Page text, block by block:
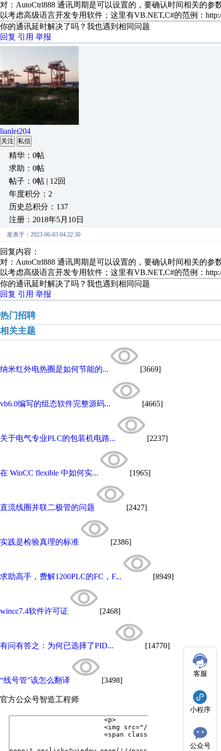
对：AutoCtrl888 通讯周期是可以设置的，要确认时间相关的
以考虑高级语言开发专用软件；这里有VB.NET,C#的范例：
你的通讯延时解决了吗？我也遇到相同问题
回复 引用 举报
lianlei204
关注 私信
精华：0帖
求助：0帖
帖子：0帖 | 12回
年度积分：2
历史总积分：137
注册：2018年5月10日
发表于：2023-06-03 04:22:30
回复内容：
对：AutoCtrl888 通讯周期是可以设置的，要确认时间相关的
以考虑高级语言开发专用软件；这里有VB.NET,C#的范例：
你的通讯延时解决了吗？我也遇到相同问题
回复 引用 举报
热门招聘
相关主题
纳米红外电热圈是如何节能的... [3669]
vb6.0编写的组态软件完整源码... [4665]
关于电气专业PLC的包装机电路... [2237]
在 WinCC flexible 中如何实... [1965]
直流线圈并联二极管的问题 [2427]
实践是检验真理的标准 [2386]
求助高手，费解1200PLC的FC，F... [8949]
wincc7.4软件许可证 [2468]
有问有答之：为何已选择了PID... [14770]
“线号管”该怎么翻译 [3498]
官方公众号智造工程师
客服
小程序
公众号